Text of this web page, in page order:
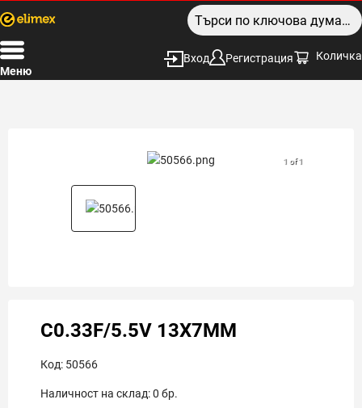
Меню
Вход Регистрация Количка
1 of 1
C0.33F/5.5V 13X7MM
Код: 50566
Наличност на склад:0 бр.